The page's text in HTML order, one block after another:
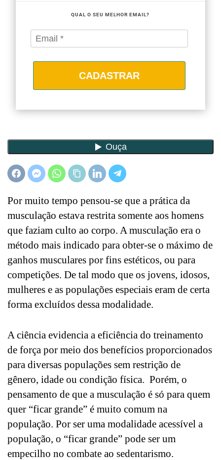
QUAL O SEU MELHOR EMAIL?
CADASTRAR
Por muito tempo pensou-se que a prática da
musculação estava restrita somente aos homens
que faziam culto ao corpo. A musculação era o
método mais indicado para obter-se o máximo de
ganhos musculares por fins estéticos, ou para
competições. De tal modo que os jovens, idosos,
mulheres e as populações especiais eram de certa
forma excluídos dessa modalidade.
A ciência evidencia a eficiência do treinamento
de força por meio dos benefícios proporcionados
para diversas populações sem restrição de
gênero, idade ou condição física. Porém, o
pensamento de que a musculação é só para quem
quer “ficar grande” é muito comum na
população. Por ser uma modalidade acessível a
população, o “ficar grande” pode ser um
empecilho no combate ao sedentarismo.